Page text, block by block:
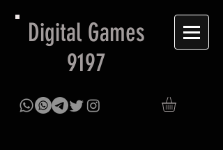
Digital Games
9197